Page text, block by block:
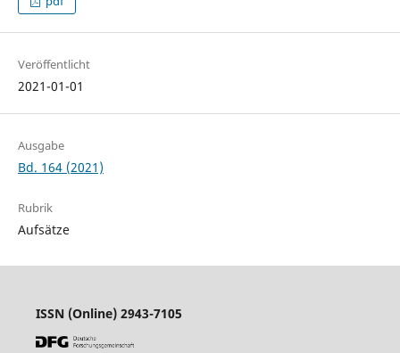
Veröffentlicht
2021-01-01
Ausgabe
Bd. 164 (2021)
Rubrik
Aufsätze
ISSN (Online) 2943-7105